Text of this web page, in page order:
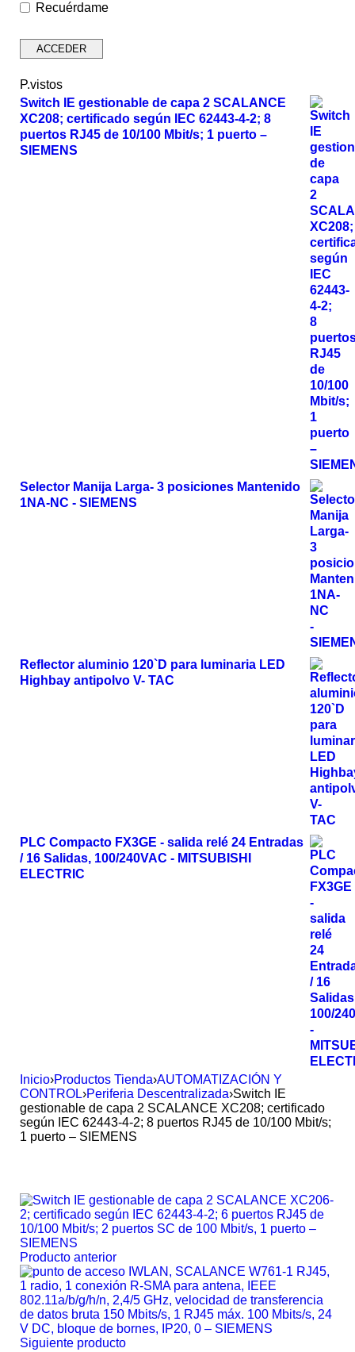
Recuérdame
P.vistos
Switch IE gestionable de capa 2 SCALANCE
XC208; certificado según IEC 62443-4-2; 8
puertos RJ45 de 10/100 Mbit/s; 1 puerto –
SIEMENS
Selector Manija Larga- 3 posiciones Mantenido
1NA-NC - SIEMENS
Reflector aluminio 120`D para luminaria LED
Highbay antipolvo V- TAC
PLC Compacto FX3GE - salida relé 24 Entradas
/ 16 Salidas, 100/240VAC - MITSUBISHI
ELECTRIC
Inicio›Productos Tienda›AUTOMATIZACIÓN Y
CONTROL›Periferia Descentralizada›Switch IE
gestionable de capa 2 SCALANCE XC208; certificado
según IEC 62443-4-2; 8 puertos RJ45 de 10/100 Mbit/s;
1 puerto – SIEMENS
Producto anterior
Siguiente producto